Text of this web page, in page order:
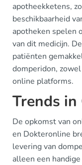
apotheekketens,
beschikbaarheid
apotheken spelen
van dit medicijn.
patiënten
domperidon,
online platforms.
Trends
De opkomst van
en Dokteronline
levering van
alleen een